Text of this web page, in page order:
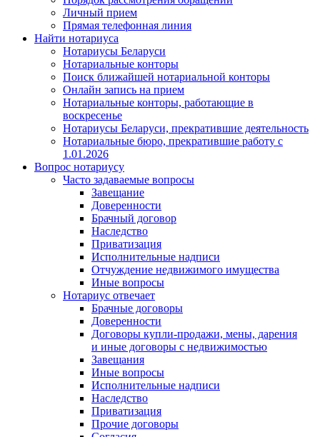
Личный прием
Прямая телефонная линия
Найти нотариуса
Нотариусы Беларуси
Нотариальные конторы
Поиск ближайшей нотариальной конторы
Онлайн запись на прием
Нотариальные конторы, работающие в
воскресенье
Нотариусы Беларуси, прекратившие деятельность
Нотариальные бюро, прекратившие работу с
1.01.2026
Вопрос нотариусу
Часто задаваемые вопросы
Завещание
Доверенности
Брачный договор
Наследство
Приватизация
Исполнительные надписи
Отчуждение недвижимого имущества
Иные вопросы
Нотариус отвечает
Брачные договоры
Доверенности
Договоры купли-продажи, мены, дарения
и иные договоры с недвижимостью
Завещания
Иные вопросы
Исполнительные надписи
Наследство
Приватизация
Прочие договоры